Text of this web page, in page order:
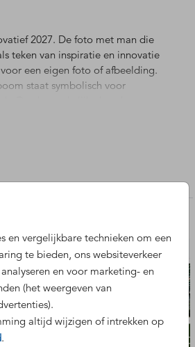
en vergelijkbare technieken om een
te bieden, ons websiteverkeer
en voor marketing- en
(het weergeven van
altijd wijzigen of intrekken op
.
2027. De foto met man die
teken van inspiratie en innovatie
een eigen foto of afbeelding.
staat symbolisch voor
combinatie van verschillende
lettertypes zijn aan te passen in de
dient als voorbeeld en wordt